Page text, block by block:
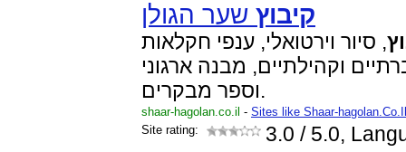
קיבוץ שער הגולן
, סיור וירטואלי, ענפי חקלאות
וקהילתיים, מבנה ארגוני
וספר מבקרים.
shaar-hagolan.co.il - Sites like Shaar-hagolan.Co.Il
Site rating:
3.0 / 5.0,